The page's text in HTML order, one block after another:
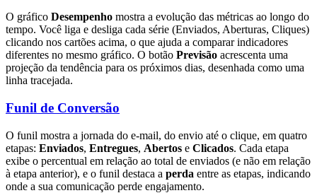
O gráfico Desempenho mostra a evolução das métricas ao longo do
tempo. Você liga e desliga cada série (Enviados, Aberturas, Cliques)
clicando nos cartões acima, o que ajuda a comparar indicadores
diferentes no mesmo gráfico. O botão Previsão acrescenta uma
projeção da tendência para os próximos dias, desenhada como uma
linha tracejada.
Funil de Conversão
O funil mostra a jornada do e-mail, do envio até o clique, em quatro
etapas: Enviados, Entregues, Abertos e Clicados. Cada etapa
exibe o percentual em relação ao total de enviados (e não em relação
à etapa anterior), e o funil destaca a perda entre as etapas, indicando
onde a sua comunicação perde engajamento.